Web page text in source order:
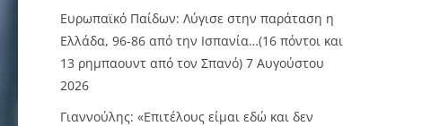
Ευρωπαϊκό Παίδων: Λύγισε στην παράταση η
Ελλάδα, 96-86 από την Ισπανία…(16 πόντοι και
13 ρημπαουντ από τον Σπανό) 7 Αυγούστου
2026
Γιαννούλης: «Επιτέλους είμαι εδώ και δεν